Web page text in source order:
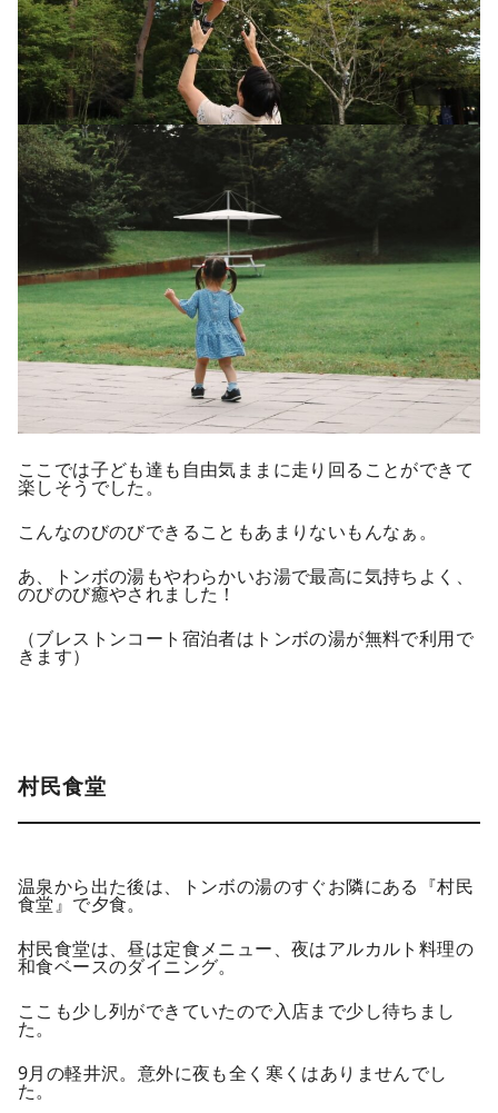
ここでは子ども達も自由気ままに走り回ることができて
楽しそうでした。
こんなのびのびできることもあまりないもんなぁ。
あ、トンボの湯もやわらかいお湯で最高に気持ちよく、
のびのび癒やされました！
（ブレストンコート宿泊者はトンボの湯が無料で利用で
きます）
村民食堂
温泉から出た後は、トンボの湯のすぐお隣にある『村民
食堂』で夕食。
村民食堂は、昼は定食メニュー、夜はアルカルト料理の
和食ベースのダイニング。
ここも少し列ができていたので入店まで少し待ちまし
た。
9月の軽井沢。意外に夜も全く寒くはありませんでし
た。